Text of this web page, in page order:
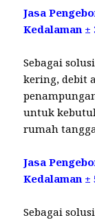
Jasa
Kedalaman ±
Sebagai
kering, debit
untuk
rumah
Jasa
Kedalaman ±
Sebagai